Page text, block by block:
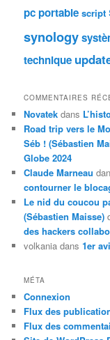
pc portable script
synology
technique
COMMENTAIRES
Novatek dans
Road trip vers le
Séb ! (Sébastien
Globe 2024
Claude Marneau
contourner le
Le nid du coucou
(Sébastien Maisse)
des hackers
volkania dans1er
MÉTA
Connexion
Flux des
Flux des